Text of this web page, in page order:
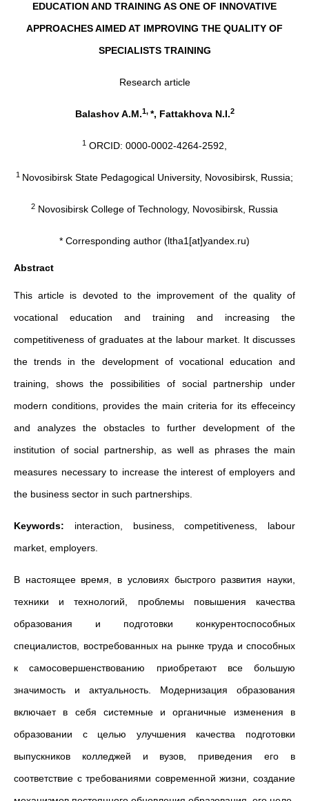
EDUCATION AND TRAINING AS ONE OF INNOVATIVE
APPROACHES AIMED AT IMPROVING THE QUALITY OF
SPECIALISTS TRAINING
Research article
Balashov A.M.1, *, Fattakhova N.I.2
1 ORCID: 0000-0002-4264-2592,
1 Novosibirsk State Pedagogical University, Novosibirsk, Russia;
2 Novosibirsk College of Technology, Novosibirsk, Russia
* Corresponding author (ltha1[at]yandex.ru)
Abstract
This article is devoted to the improvement of the quality of
vocational education and training and increasing the
competitiveness of graduates at the labour market. It discusses
the trends in the development of vocational education and
training, shows the possibilities of social partnership under
modern conditions, provides the main criteria for its effeceincy
and analyzes the obstacles to further development of the
institution of social partnership, as well as phrases the main
measures necessary to increase the interest of employers and
the business sector in such partnerships.
Keywords: interaction, business, competitiveness, labour
market, employers.
В настоящее время, в условиях быстрого развития науки,
техники и технологий, проблемы повышения качества
образования и подготовки конкурентоспо­собных
специалистов, востребованных на рынке труда и способных
к са­мосовершенствованию приобретают все большую
значимость и актуальность. Модернизация образования
включает в себя системные и органичные измене­ния в
образовании с целью улучшения качества подготовки
выпускников кол­леджей и вузов, приведения его в
соответствие с требованиями современной жизни, создание